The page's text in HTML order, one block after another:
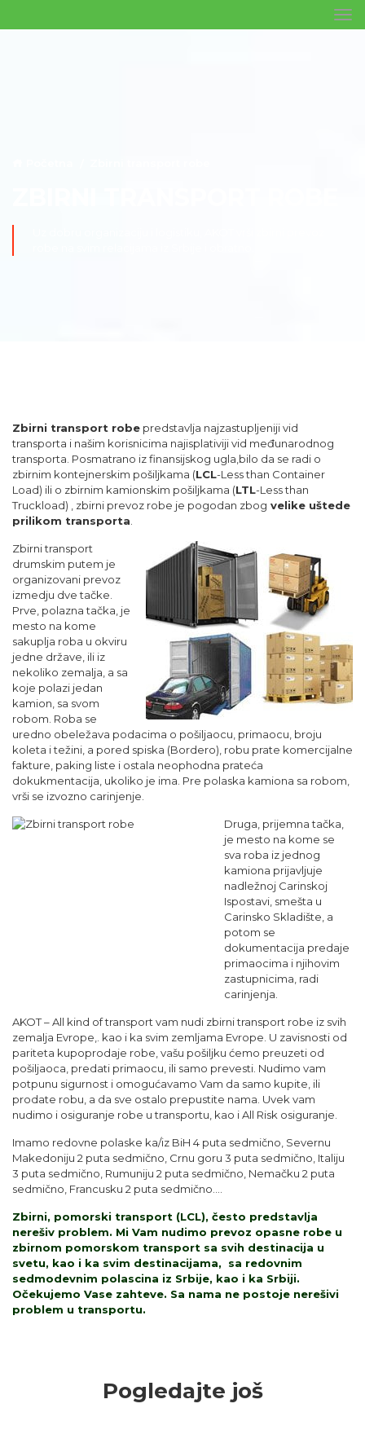
Zbirni transport robe predstavlja najzastupljeniji vid
transporta i našim korisnicima najisplativiji vid međunarodnog
transporta. Posmatrano iz finansijskog ugla,bilo da se radi o
zbirnim kontejnerskim pošiljkama (LCL-Less than Container
Load) ili o zbirnim kamionskim pošiljkama (LTL-Less than
Truckload) , zbirni prevoz robe je pogodan zbog velike uštede
prilikom transporta.
Zbirni transport
drumskim putem je
organizovani prevoz
izmedju dve tačke.
Prve, polazna tačka, je
mesto na kome
sakuplja roba u okviru
jedne države, ili iz
nekoliko zemalja, a sa
koje polazi jedan
kamion, sa svom
robom. Roba se
uredno obeležava podacima o pošiljaocu, primaocu, broju
koleta i težini, a pored spiska (Bordero), robu prate komercijalne
fakture, paking liste i ostala neophodna prateća
dokukmentacija, ukoliko je ima. Pre polaska kamiona sa robom,
vrši se izvozno carinjenje.
Druga, prijemna tačka,
je mesto na kome se
sva roba iz jednog
kamiona prijavljuje
nadležnoj Carinskoj
Ispostavi, smešta u
Carinsko Skladište, a
potom se
dokumentacija predaje
primaocima i njihovim
zastupnicima, radi
carinjenja.
AKOT – All kind of transport vam nudi zbirni transport robe iz svih
zemalja Evrope,. kao i ka svim zemljama Evrope. U zavisnosti od
pariteta kupoprodaje robe, vašu pošiljku ćemo preuzeti od
pošiljaoca, predati primaocu, ili samo prevesti. Nudimo vam
potpunu sigurnost i omogućavamo Vam da samo kupite, ili
prodate robu, a da sve ostalo prepustite nama. Uvek vam
nudimo i osiguranje robe u transportu, kao i All Risk osiguranje.
Imamo redovne polaske ka/iz BiH 4 puta sedmično, Severnu
Makedoniju 2 puta sedmično, Crnu goru 3 puta sedmično, Italiju
3 puta sedmično, Rumuniju 2 puta sedmično, Nemačku 2 puta
sedmično, Francusku 2 puta sedmično….
Zbirni, pomorski transport (LCL), često predstavlja
nerešiv problem. Mi Vam nudimo prevoz opasne robe u
zbirnom pomorskom transport sa svih destinacija u
svetu, kao i ka svim destinacijama, sa redovnim
sedmodevnim polascina iz Srbije, kao i ka Srbiji.
Očekujemo Vase zahteve. Sa nama ne postoje nerešivi
problem u transportu.
Pogledajte još